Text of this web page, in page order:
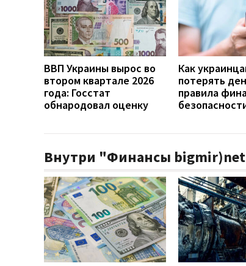
ВВП Украины вырос во
втором квартале 2026
года: Госстат
обнародовал оценку
Как
потерять
правила
Внутри "Финансы